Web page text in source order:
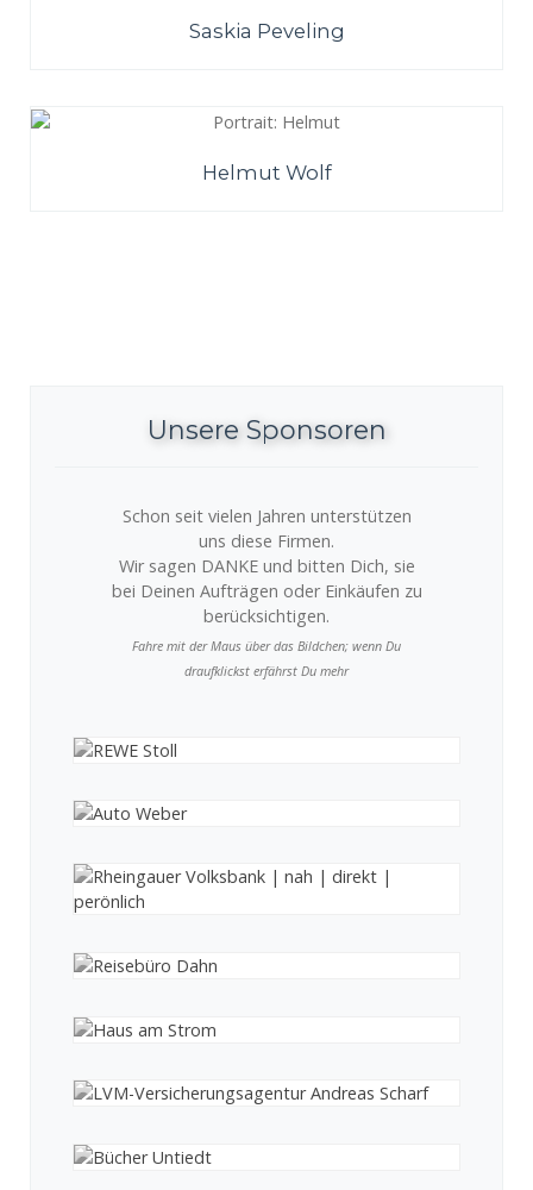
Saskia Peveling
Helmut Wolf
Unsere Sponsoren
Schon seit vielen Jahren unterstützen
uns diese Firmen.
Wir sagen DANKE und bitten Dich, sie
bei Deinen Aufträgen oder Einkäufen zu
berücksichtigen.
Fahre mit der Maus über das Bildchen; wenn Du
draufklickst erfährst Du mehr